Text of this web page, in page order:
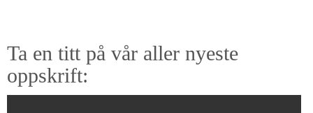
Ta en titt på vår aller nyeste
oppskrift: